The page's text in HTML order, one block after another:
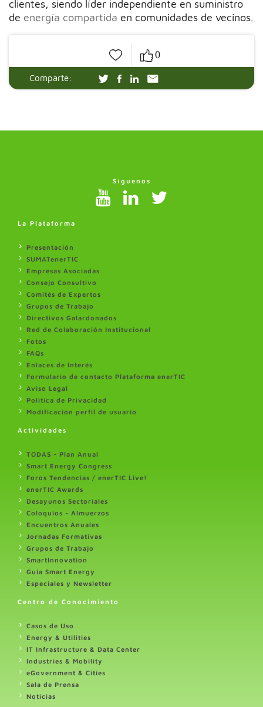
clientes, siendo líder independiente en suministro
de energía compartida en comunidades de vecinos.
0
Comparte:
Síguenos
La Plataforma
Presentación
SUMATenerTIC
Empresas Asociadas
Consejo Consultivo
Comités de Expertos
Grupos de Trabajo
Directivos Galardonados
Red de Colaboración Institucional
Fotos
FAQs
Enlaces de Interés
Formulario de contacto Plataforma enerTIC
Aviso Legal
Politica de Privacidad
Modificación perfil de usuario
Actividades
TODAS - Plan Anual
Smart Energy Congress
Foros Tendencias / enerTIC Live!
enerTIC Awards
Desayunos Sectoriales
Coloquios - Almuerzos
Encuentros Anuales
Jornadas Formativas
Grupos de Trabajo
SmartInnovation
Guia Smart Energy
Especiales y Newsletter
Centro de Conocimiento
Casos de Uso
Energy & Utilities
IT Infrastructure & Data Center
Industries & Mobility
eGovernment & Cities
Sala de Prensa
Noticias